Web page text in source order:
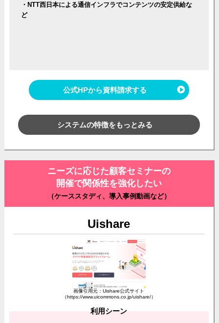
・NTT西日本による通信インフラでコンテンツの安定供給な
ど
公式HPから資料請求する
システムの特徴をもっとみる
ニーズに応じた顧客セミナーの
開催で関係性を強化したい
（ケーススタディ、導入事例動画など）
Uishare
画像引用元：Uishare公式サイト
（https://www.uicommons.co.jp/uishare/）
利用シーン